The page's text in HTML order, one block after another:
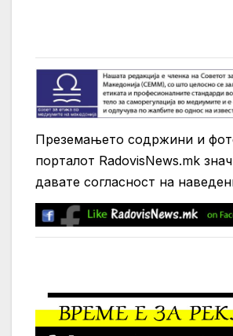
Преземањето содржини и
порталот RadovisNews.mk
давате согласност на